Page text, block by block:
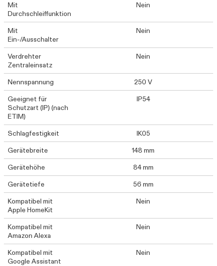
Mit
Durchschleiffunktion
Nein
Mit
Ein-/Ausschalter
Nein
Verdrehter
Zentraleinsatz
Nein
Nennspannung
250 V
Geeignet für
Schutzart (IP) (nach
ETIM)
IP54
Schlagfestigkeit
IK05
Gerätebreite
148 mm
Gerätehöhe
84 mm
Gerätetiefe
56 mm
Kompatibel mit
Apple HomeKit
Nein
Kompatibel mit
Amazon Alexa
Nein
Kompatibel mit
Google Assistant
Nein